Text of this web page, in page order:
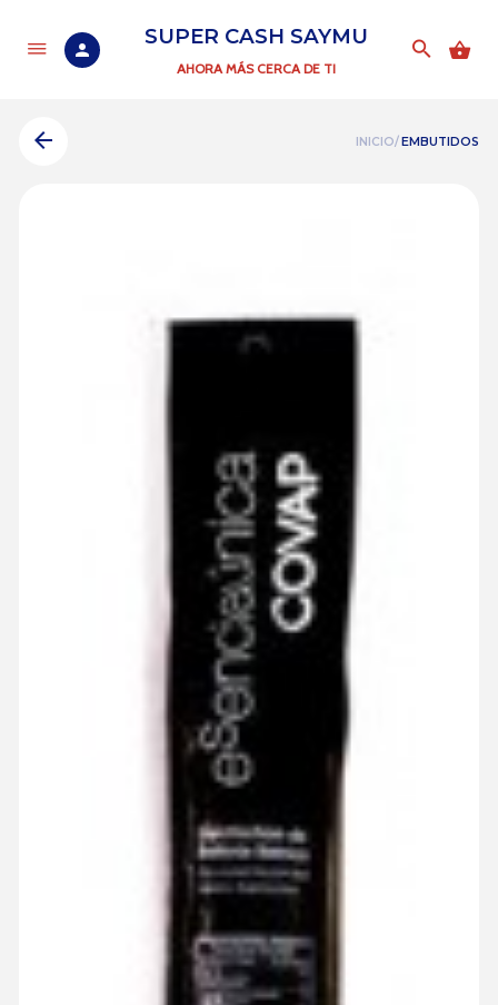
SUPER CASH SAYMU
AHORA MÁS CERCA DE TI
INICIO/EMBUTIDOS